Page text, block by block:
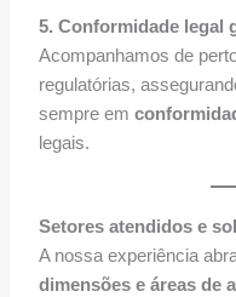
5. Conformidade legal
Acompanhamos de
regulatórias,
sempre em
legais.
Setores atendidos e
A nossa experiência
dimensões e áreas de